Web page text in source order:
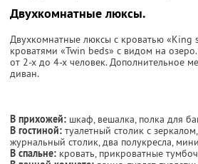
Двухкомнатные люксы.
Двухкомнатные люксы с кроватью «King
кроватями «Twin beds» с видом на
от 2-х до 4-х человек. Дополнительное
диван.
В прихожей: шкаф, вешалка, полка для
В гостиной: туалетный столик с
журнальный столик, два полукресла,
В спальне: кровать, прикроватные